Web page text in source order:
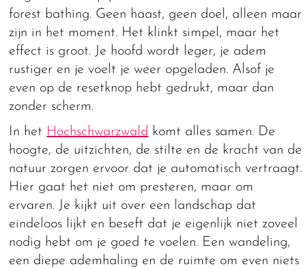
forest bathing. Geen haast, geen doel, alleen maar
zijn in het moment. Het klinkt simpel, maar het
effect is groot. Je hoofd wordt leger, je adem
rustiger en je voelt je weer opgeladen. Alsof je
even op de resetknop hebt gedrukt, maar dan
zonder scherm.
In het Hochschwarzwald komt alles samen. De
hoogte, de uitzichten, de stilte en de kracht van de
natuur zorgen ervoor dat je automatisch vertraagt.
Hier gaat het niet om presteren, maar om
ervaren. Je kijkt uit over een landschap dat
eindeloos lijkt en beseft dat je eigenlijk niet zoveel
nodig hebt om je goed te voelen. Een wandeling,
een diepe ademhaling en de ruimte om even niets